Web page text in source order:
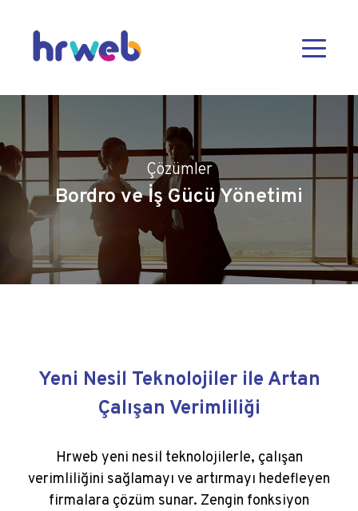
Çözümler
Bordro ve İş Gücü Yönetimi
Yeni Nesil Teknolojiler ile Artan
Çalışan Verimliliği
Hrweb yeni nesil teknolojilerle, çalışan
verimliliğini sağlamayı ve artırmayı hedefleyen
firmalara çözüm sunar. Zengin fonksiyon